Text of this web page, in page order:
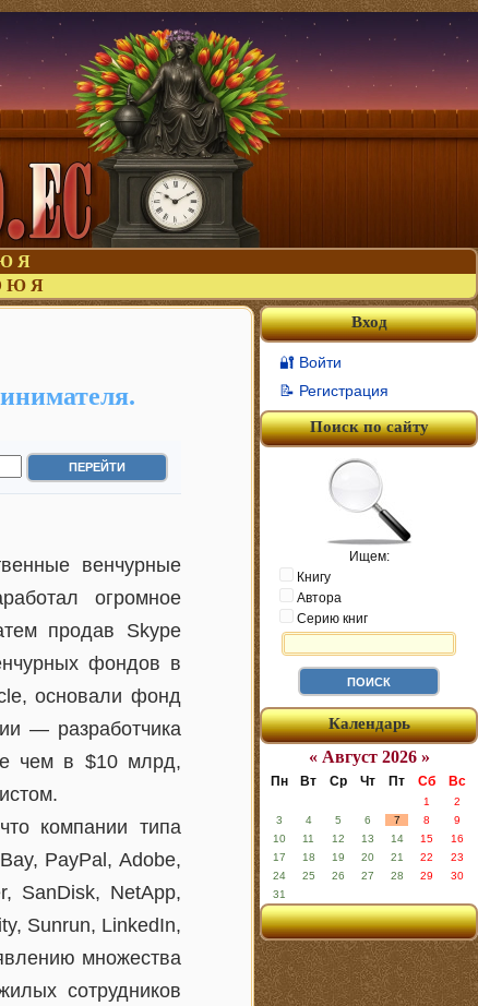
Я
Ю Я
венчурные
огромное
продав Skype
фондов в
основали фонд
— разработчика
чем в $10 млрд,
компании типа
PayPal, Adobe,
SanDisk, NetApp,
Sunrun, LinkedIn,
множества
сотрудников
Вход
🔐 Войти
📝 Регистрация
Поиск по сайту
Ищем:
Книгу
Автора
Серию книг
Календарь
« Август 2026 »
Пн Вт Ср Чт Пт Сб Вс
1
2
3
4 5 6 7 8
9
10
11 12 13 14 15
16
17
18 19 20 21 22
23
24
25 26 27 28 29
30
31